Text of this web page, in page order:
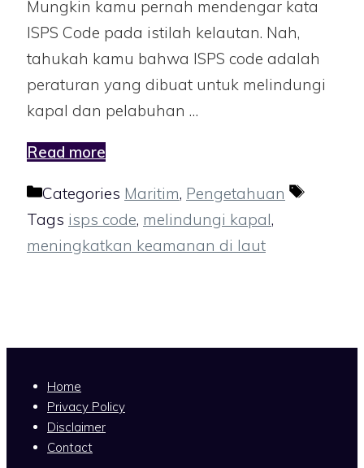
Mungkin kamu pernah mendengar kata
ISPS Code pada istilah kelautan. Nah,
tahukah kamu bahwa ISPS code adalah
peraturan yang dibuat untuk melindungi
kapal dan pelabuhan …
Read more
Categories Maritim, Pengetahuan
Tags isps code, melindungi kapal,
meningkatkan keamanan di laut
Home
Privacy Policy
Disclaimer
Contact